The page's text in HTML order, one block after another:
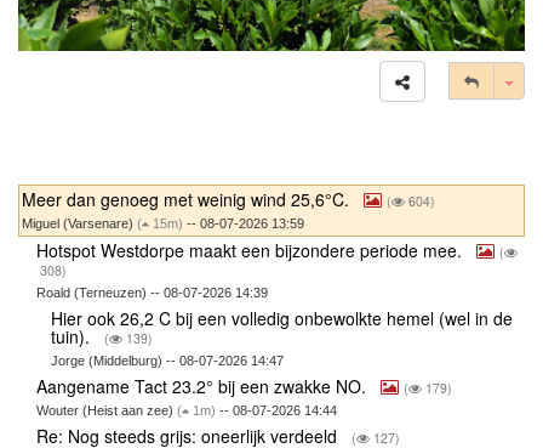
Meer dan genoeg met weinig wind 25,6°C. ( 604)
Miguel (Varsenare) ( 15m) -- 08-07-2026 13:59
Hotspot Westdorpe maakt een bijzondere periode mee.
(
308)
Roald (Terneuzen) -- 08-07-2026 14:39
Hier ook 26,2 C bij een volledig onbewolkte hemel (wel in de
tuin). ( 139)
Jorge (Middelburg) -- 08-07-2026 14:47
Aangename Tact 23.2° bij een zwakke NO. ( 179)
Wouter (Heist aan zee) ( 1m) -- 08-07-2026 14:44
Re: Nog steeds grijs: oneerlijk verdeeld ( 127)